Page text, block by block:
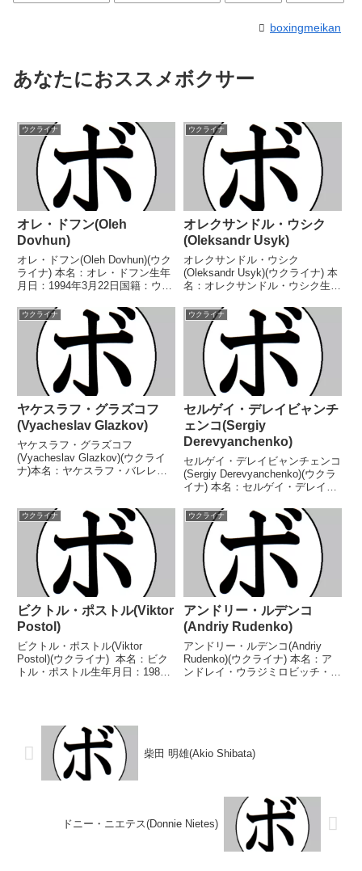
boxingmeikan
あなたにおススメボクサー
ウクライナ
オレ・ドフン(Oleh
Dovhun)
オレ・ドフン(Oleh Dovhun)(ウク
ライナ) 本名：オレ・ドフン生年
月日：1994年3月22日国籍：ウク
(5KO) 【獲得タイトル】ABF米国
スーパーバンタム級王座ABF米大
陸スーパーバンタム級王座NABA
北...
ウクライナ
オレクサンドル・ウシク
(Oleksandr Usyk)
オレクサンドル・ウシク
(Oleksandr Usyk)(ウクライナ) 本
名：オレクサンドル・ウシク生年
ライナ戦績：25戦25勝
(16KO) 【獲得タイトル】2011年
度世界ボクシング選手権ヘビー級
金メダル...
ウクライナ
ヤケスラフ・グラズコフ
(Vyacheslav Glazkov)
ヤケスラフ・グラズコフ
(Vyacheslav Glazkov)(ウクライ
ナ)本名：ヤケスラフ・バレレビ
ナ戦績：23戦21勝(13KO)1敗1分
【獲得タイトル】WBCバルト海
ヘビー...
ウクライナ
セルゲイ・デレイビャンチ
ェンコ(Sergiy
Derevyanchenko)
セルゲイ・デレイビャンチェンコ
(Sergiy Derevyanchenko)(ウクラ
イナ) 本名：セルゲイ・デレイビ
10月31日国籍：ウクライナ戦
績：23戦16勝(11KO)7敗 【獲得
タイトル】なし 【戦歴...
ウクライナ
ビクトル・ポストル(Viktor
Postol)
ビクトル・ポストル(Viktor
Postol)(ウクライナ) 本名：ビク
トル・ポストル生年月日：1984
ナルスーパーライト級シルバー
ウクライナ
アンドリー・ルデンコ
(Andriy Rudenko)
アンドリー・ルデンコ(Andriy
Rudenko)(ウクライナ) 本名：ア
ンドレイ・ウラジミロビッチ・ル
柴田 明雄(Akio Shibata)
ドニー・ニエテス(Donnie Nietes)